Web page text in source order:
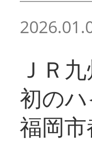
ＪＲ
初の
福岡